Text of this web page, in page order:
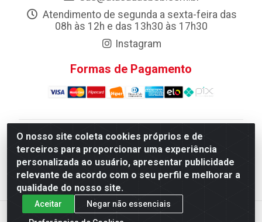
O nosso site coleta cookies próprios e de
terceiros para proporcionar uma experiência
personalizada ao usuário, apresentar publicidade
relevante de acordo com o seu perfil e melhorar a
qualidade do nosso site.
Aceitar
Negar não essenciais
Atendimento de segunda a sexta-feira das
08h às 12h e das 13h30 às 17h30
Instagram
Formas de Pagamento
Atacadao da Limpeza F. Pereira Queiroz Comercio e
Distribuicao LTDA - Quadra Qi 10 Lotes 39 e, 41 - Setor
Industrial (Taguatinga), Brasília/DF - CEP 72.135-100 -
CNPJ 13.184.675/0001-80